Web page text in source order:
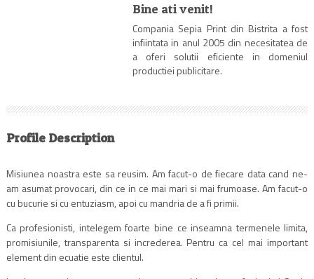
Bine ati venit!
Compania Sepia Print din Bistrita a fost
infiintata in anul 2005 din necesitatea de
a oferi solutii eficiente in domeniul
productiei publicitare.
Profile Description
Misiunea noastra este sa reusim. Am facut-o de fiecare data cand ne-
am asumat provocari, din ce in ce mai mari si mai frumoase. Am facut-o
cu bucurie si cu entuziasm, apoi cu mandria de a fi primii.
Ca profesionisti, intelegem foarte bine ce inseamna termenele limita,
promisiunile, transparenta si increderea. Pentru ca cel mai important
element din ecuatie este clientul.